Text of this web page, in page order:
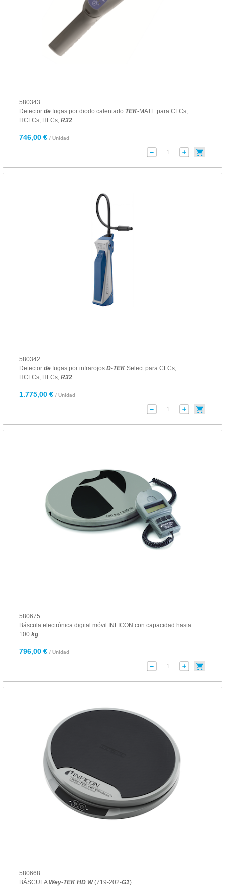
580343
Detector defugas por diodo calentado TEK-MATE para CFCs,
HCFCs, HFCs, R32
746,00 € / Unidad
580342
Detector defugas por infrarojos D-TEKSelect para CFCs,
HCFCs, HFCs, R32
1.775,00 € / Unidad
580675
Báscula electrónica digital móvil INFICON con capacidad hasta
100 kg
796,00 € / Unidad
580668
BÁSCULA Wey-TEK HD W.(719-202-G1)